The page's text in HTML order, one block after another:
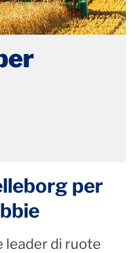
per
leader di ruote